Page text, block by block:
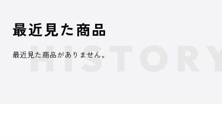
最近見た商品
最近見た商品がありません。